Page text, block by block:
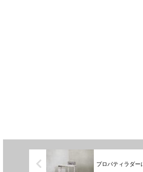
プロパティラダー